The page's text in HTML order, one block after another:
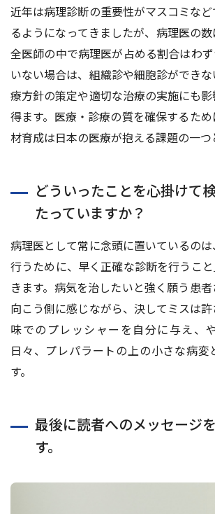
近年は病理診断の重要性がマスコミな
るようになってきましたが、病理医の数
全医師の中で病理医が占める割合はわ
いない場合は、組織診や細胞診ができ
療⽅針の策定や適切な治療の実施にも
得ます。医療・診療の質を確保するた
材育成は⽇本の医療が抱える課題の⼀つ
どういったことを⼼掛けて
たっていますか？
病理医として常に念頭に置いているの
⾏うために、早く正確な診断を⾏うこ
きます。病気を治したいと強く願う患
向こう側に感じながら、決してミスは
味でのプレッシャーを⾃分に与え、
⽇々、プレパラートの上の⼩さな病変
す。
最後に読者へのメッセージ
す。